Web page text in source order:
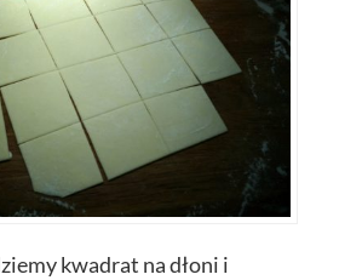
kwadrat na dłoni i